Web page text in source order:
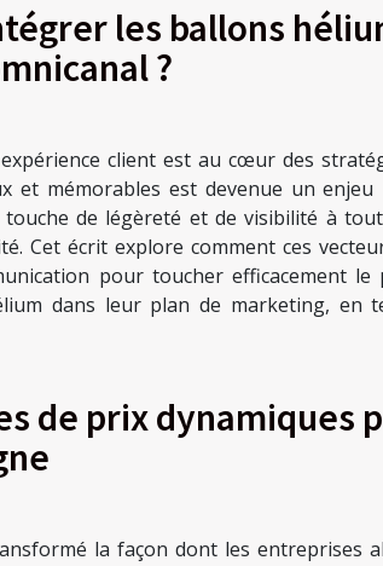
les ballons
?
client est au cœur des
et mémorables est devenue un
de légèreté et de visibilité à
Cet écrit explore comment ces
pour toucher efficacement
dans leur plan de marketing, en
de prix dynamiques
la façon dont les entreprises